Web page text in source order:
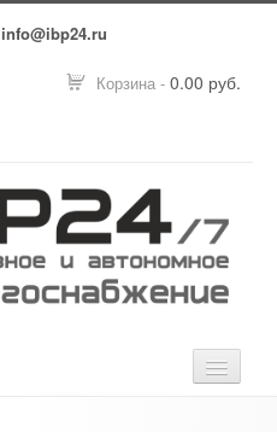
info@ibp24.ru
Корзина - 0.00 руб.